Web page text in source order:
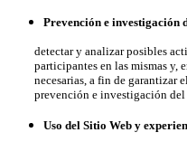
Prevención e investigación
detectar y analizar posibles
participantes en las mismas y, en
necesarias, a fin de garantizar el
prevención e investigación del
Uso del Sitio Web y